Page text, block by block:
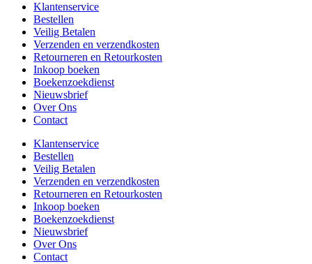
Klantenservice
Bestellen
Veilig Betalen
Verzenden en verzendkosten
Retourneren en Retourkosten
Inkoop boeken
Boekenzoekdienst
Nieuwsbrief
Over Ons
Contact
Klantenservice
Bestellen
Veilig Betalen
Verzenden en verzendkosten
Retourneren en Retourkosten
Inkoop boeken
Boekenzoekdienst
Nieuwsbrief
Over Ons
Contact